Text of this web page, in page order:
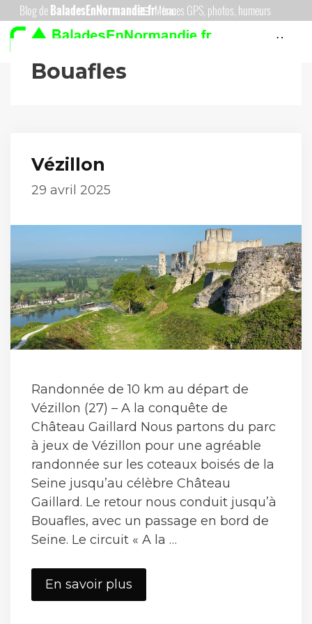
Aller
au
Menu
Menu
Bouafles
Vézillon
29 avril 2025
Randonnée de 10 km au départ de
Vézillon (27) – A la conquête de
Château Gaillard Nous partons du parc
à jeux de Vézillon pour une agréable
randonnée sur les coteaux boisés de la
Seine jusqu’au célèbre Château
Gaillard. Le retour nous conduit jusqu’à
Bouafles, avec un passage en bord de
Seine. Le circuit « A la …
En savoir plus